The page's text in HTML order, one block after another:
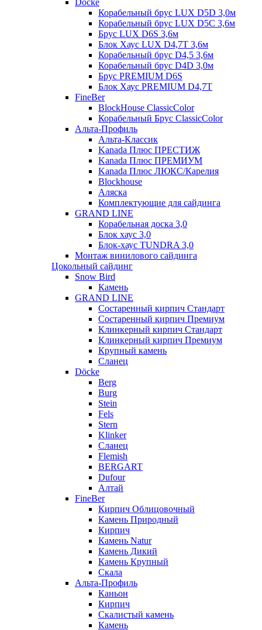
Döcke
Корабельный брус LUX D5D 3,0м
Корабельный брус LUX D5C 3,6м
Брус LUX D6S 3,6м
Блок Хаус LUX D4,7T 3,6м
Корабельный брус D4,5 3,6м
Корабельный брус D4D 3,0м
Брус PREMIUM D6S
Блок Хаус PREMIUM D4,7T
FineBer
BlockHouse ClassicColor
Корабельный Брус ClassicColor
Альта-Профиль
Альта-Классик
Kanada Плюс ПРЕСТИЖ
Kanada Плюс ПРЕМИУМ
Kanada Плюс ЛЮКС/Карелия
Blockhouse
Аляска
Комплектующие для сайдинга
GRAND LINE
Корабельная доска 3,0
Блок хаус 3,0
Блок-хаус TUNDRA 3,0
Монтаж винилового сайдинга
Цокольный сайдинг
Snow Bird
Камень
GRAND LINE
Состаренный кирпич Стандарт
Состаренный кирпич Премиум
Клинкерный кирпич Стандарт
Клинкерный кирпич Премиум
Крупный камень
Сланец
Döcke
Berg
Burg
Stein
Fels
Stern
Klinker
Сланец
Flemish
BERGART
Dufour
Алтай
FineBer
Кирпич Облицовочный
Камень Природный
Кирпич
Камень Natur
Камень Дикий
Камень Крупный
Скала
Альта-Профиль
Каньон
Кирпич
Скалистый камень
Камень